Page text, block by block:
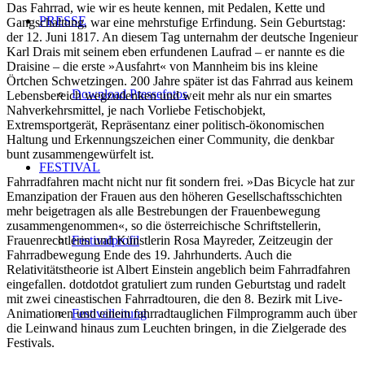
PRESSE
Download Pressefotos
FESTIVAL
Festivalprofil
Festivalleitung
Das Fahrrad, wie wir es heute kennen, mit Pedalen, Kette und
Gangschaltung, war eine mehrstufige Erfindung. Sein Geburtstag:
der 12. Juni 1817. An diesem Tag unternahm der deutsche Ingenieur
Karl Drais mit seinem eben erfundenen Laufrad – er nannte es die
Draisine – die erste »Ausfahrt« von Mannheim bis ins kleine
Örtchen Schwetzingen. 200 Jahre später ist das Fahrrad aus keinem
Lebensbereich wegzudenken und weit mehr als nur ein smartes
Nahverkehrsmittel, je nach Vorliebe Fetischobjekt,
Extremsportgerät, Repräsentanz einer politisch-ökonomischen
Haltung und Erkennungszeichen einer Community, die denkbar
bunt zusammengewürfelt ist.
Fahrradfahren macht nicht nur fit sondern frei. »Das Bicycle hat zur
Emanzipation der Frauen aus den höheren Gesellschaftsschichten
mehr beigetragen als alle Bestrebungen der Frauenbewegung
zusammengenommen«, so die österreichische Schriftstellerin,
Frauenrechtlerin und Künstlerin Rosa Mayreder, Zeitzeugin der
Fahrradbewegung Ende des 19. Jahrhunderts. Auch die
Relativitätstheorie ist Albert Einstein angeblich beim Fahrradfahren
eingefallen. dotdotdot gratuliert zum runden Geburtstag und radelt
mit zwei cineastischen Fahrradtouren, die den 8. Bezirk mit Live-
Animationen und einem fahrradtauglichen Filmprogramm auch über
die Leinwand hinaus zum Leuchten bringen, in die Zielgerade des
Festivals.